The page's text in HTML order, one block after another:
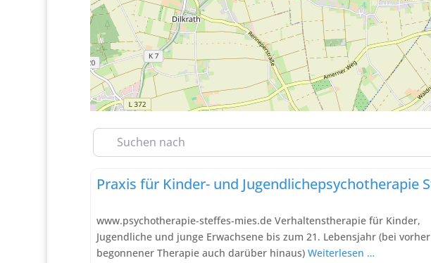
Suchen nach
Verhaltenstherapie
www.psychotherapie-steffes-mies.de Verhaltenstherapie für Kinder,
Jugendliche und junge Erwachsene bis zum 21. Lebensjahr (bei vorher
begonnener Therapie auch darüber hinaus) Weiterlesen …